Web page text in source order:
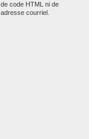
code HTML ni de
courriel.